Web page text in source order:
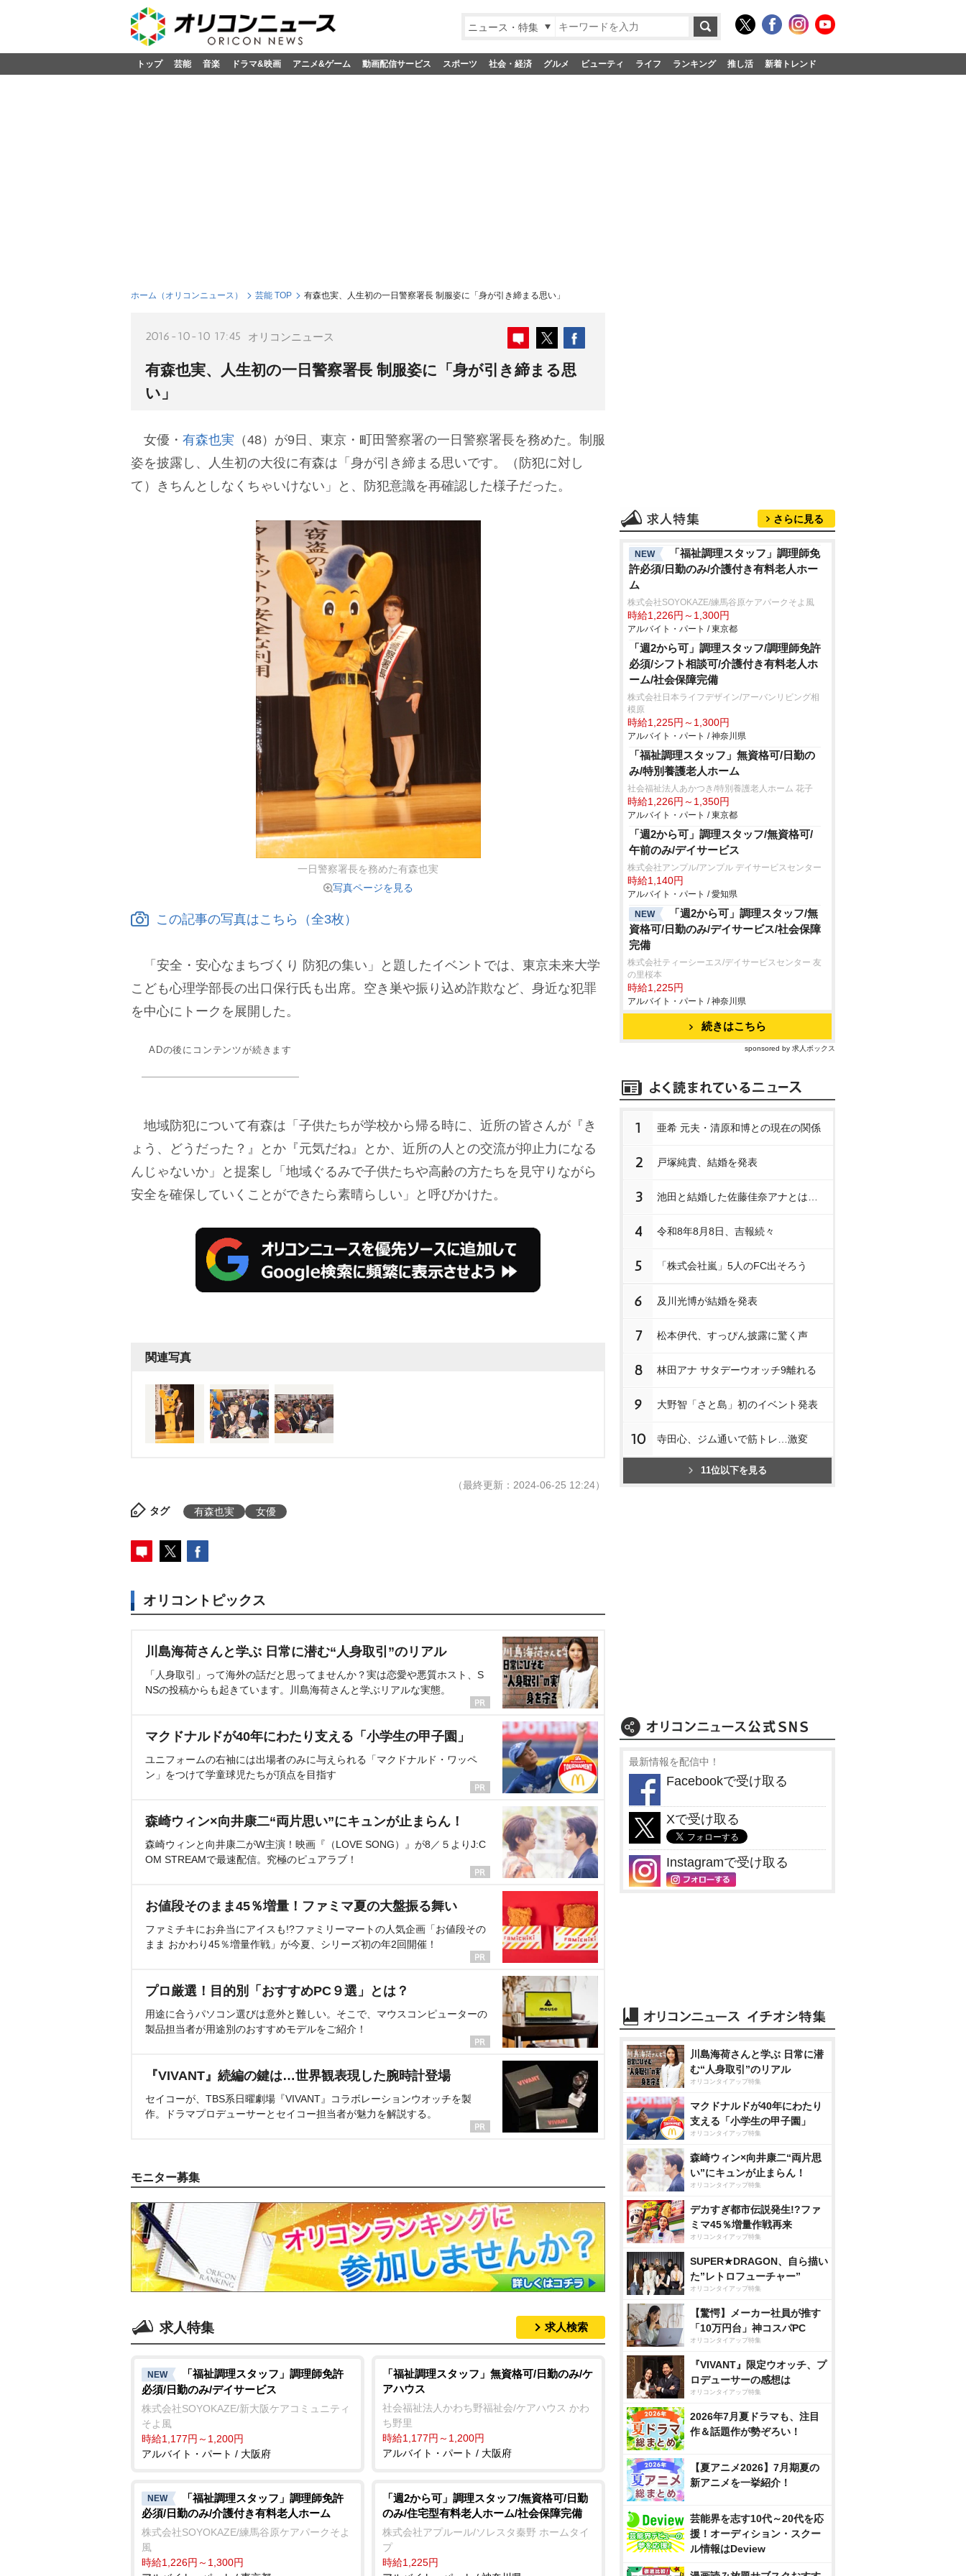
ニュース・特集
トップ 芸能 音楽 ドラマ&映画 アニメ&ゲーム 動画配信サービス スポーツ 社会・経済 グルメ ビューティ ライフ ランキング 推し活 新着トレンド
ホーム（オリコンニュース） 芸能 TOP 有森也実、人生初の一日警察署長 制服姿に「身が引き締まる思い」
2016-10-10 17:45 オリコンニュース
有森也実、人生初の一日警察署長 制服姿に「身が引き締まる思
い」
女優・ 有森也実 （48）が9日、東京・町田警察署の一日警察署長を務めた。制服
姿を披露し、人生初の大役に有森は「身が引き締まる思いです。（防犯に対し
て）きちんとしなくちゃいけない」と、防犯意識を再確認した様子だった。
一日警察署長を務めた有森也実
写真ページを見る
この記事の写真はこちら（全3枚）
「安全・安心なまちづくり 防犯の集い」と題したイベントでは、東京未来大学
こども心理学部長の出口保行氏も出席。空き巣や振り込め詐欺など、身近な犯罪
を中心にトークを展開した。
ADの後にコンテンツが続きます
地域防犯について有森は「子供たちが学校から帰る時に、近所の皆さんが『き
ょう、どうだった？』とか『元気だね』とか、近所の人との交流が抑止力になる
んじゃないか」と提案し「地域ぐるみで子供たちや高齢の方たちを見守りながら
安全を確保していくことができたら素晴らしい」と呼びかけた。
関連写真
（最終更新：2024-06-25 12:24）
タグ 有森也実 女優
オリコントピックス
川島海荷さんと学ぶ 日常に潜む“人身取引”のリアル
「人身取引」って海外の話だと思ってませんか？実は恋愛や悪質ホスト、S
NSの投稿からも起きています。川島海荷さんと学ぶリアルな実態。
マクドナルドが40年にわたり支える「小学生の甲子園」
ユニフォームの右袖には出場者のみに与えられる「マクドナルド・ワッペ
ン」をつけて学童球児たちが頂点を目指す
森崎ウィン×向井康二“両片思い”にキュンが止まらん！
森崎ウィンと向井康二がW主演！映画『（LOVE SONG）』が8／５よりJ:C
OM STREAMで最速配信。究極のピュアラブ！
お値段そのまま45％増量！ファミマ夏の大盤振る舞い
ファミチキにお弁当にアイスも!?ファミリーマートの人気企画「お値段その
まま おかわり45％増量作戦」が今夏、シリーズ初の年2回開催！
プロ厳選！目的別「おすすめPC９選」とは？
用途に合うパソコン選びは意外と難しい。そこで、マウスコンピューターの
製品担当者が用途別のおすすめモデルをご紹介！
『VIVANT』続編の鍵は…世界観表現した腕時計登場
セイコーが、TBS系日曜劇場『VIVANT』コラボレーションウオッチを製
作。ドラマプロデューサーとセイコー担当者が魅力を解説する。
モニター募集
求人特集 求人検索
NEW
「福祉調理スタッフ」調理師免許
必須/日勤のみ/デイサービス
株式会社SOYOKAZE/新大阪ケアコミュニティ
そよ風
時給1,177円～1,200円
アルバイト・パート / 大阪府
「福祉調理スタッフ」無資格可/日勤のみ/ケ
アハウス
社会福祉法人かわち野福祉会/ケアハウス かわ
ち野里
時給1,177円～1,200円
アルバイト・パート / 大阪府
NEW
「福祉調理スタッフ」調理師免許
必須/日勤のみ/介護付き有料老人ホーム
株式会社SOYOKAZE/練馬谷原ケアパークそよ
風
時給1,226円～1,300円
「週2から可」調理スタッフ/無資格可/日勤
のみ/住宅型有料老人ホーム/社会保障完備
株式会社アプルール/ソレスタ秦野 ホームタイ
プ
時給1,225円
さらに見る
NEW
「福祉調理スタッフ」調理師免
許必須/日勤のみ/介護付き有料老人ホー
ム
株式会社SOYOKAZE/練馬谷原ケアパークそよ風
時給1,226円～1,300円
アルバイト・パート / 東京都
「週2から可」調理スタッフ/調理師免許
必須/シフト相談可/介護付き有料老人ホ
ーム/社会保障完備
株式会社日本ライフデザイン/アーバンリビング相
模原
時給1,225円～1,300円
アルバイト・パート / 神奈川県
「福祉調理スタッフ」無資格可/日勤の
み/特別養護老人ホーム
社会福祉法人あかつき/特別養護老人ホーム 花子
時給1,226円～1,350円
アルバイト・パート / 東京都
「週2から可」調理スタッフ/無資格可/
午前のみ/デイサービス
株式会社アンプル/アンプル デイサービスセンター
時給1,140円
アルバイト・パート / 愛知県
NEW
「週2から可」調理スタッフ/無
資格可/日勤のみ/デイサービス/社会保障
完備
株式会社ティーシーエス/デイサービスセンター 友
の里桜本
時給1,225円
アルバイト・パート / 神奈川県
続きはこちら
sponsored by 求人ボックス
1 亜希 元夫・清原和博との現在の関係
2 戸塚純貴、結婚を発表
3 池田と結婚した佐藤佳奈アナとは…
4 令和8年8月8日、吉報続々
5 「株式会社嵐」5人のFC出そろう
6 及川光博が結婚を発表
7 松本伊代、すっぴん披露に驚く声
8 林田アナ サタデーウオッチ9離れる
9 大野智「さと島」初のイベント発表
10 寺田心、ジム通いで筋トレ…激変
11位以下を見る
最新情報を配信中！
Facebookで受け取る
Xで受け取る
Instagramで受け取る
川島海荷さんと学ぶ 日常に潜
む“人身取引”のリアル
オリコンタイアップ特集
マクドナルドが40年にわたり
支える「小学生の甲子園」
オリコンタイアップ特集
森崎ウィン×向井康二“両片思
い”にキュンが止まらん！
オリコンタイアップ特集
デカすぎ都市伝説発生!?ファ
ミマ45％増量作戦再来
オリコンタイアップ特集
SUPER★DRAGON、自ら描い
た”レトロフューチャー”
オリコンタイアップ特集
【驚愕】メーカー社員が推す
「10万円台」神コスパPC
オリコンタイアップ特集
『VIVANT』限定ウオッチ、プ
ロデューサーの感想は
オリコンタイアップ特集
2026年7月夏ドラマも、注目
作＆話題作が勢ぞろい！
【夏アニメ2026】7月期夏の
新アニメを一挙紹介！
芸能界を志す10代～20代を応
援！オーディション・スクー
ル情報はDeview